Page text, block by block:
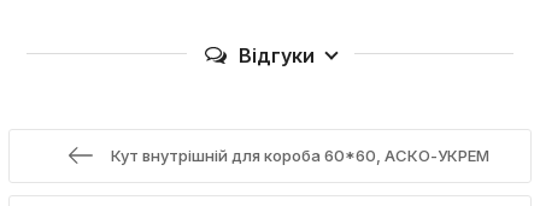
Відгуки
Кут внутрішній для короба 60*60, АСКО-УКРЕМ